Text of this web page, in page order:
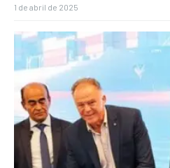
1 de abril de 2025